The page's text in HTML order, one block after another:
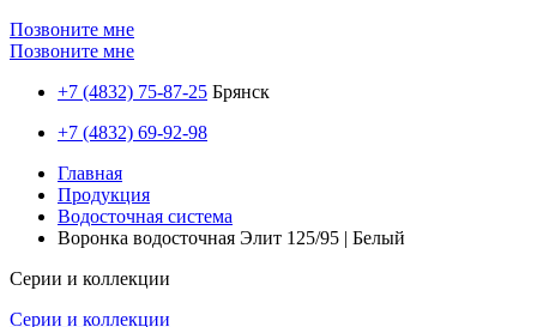
Позвоните мне
Позвоните мне
+7 (4832) 75-87-25 Брянск
+7 (4832) 69-92-98
Главная
Продукция
Водосточная система
Воронка водосточная Элит 125/95 | Белый
Серии и коллекции
Серии и коллекции